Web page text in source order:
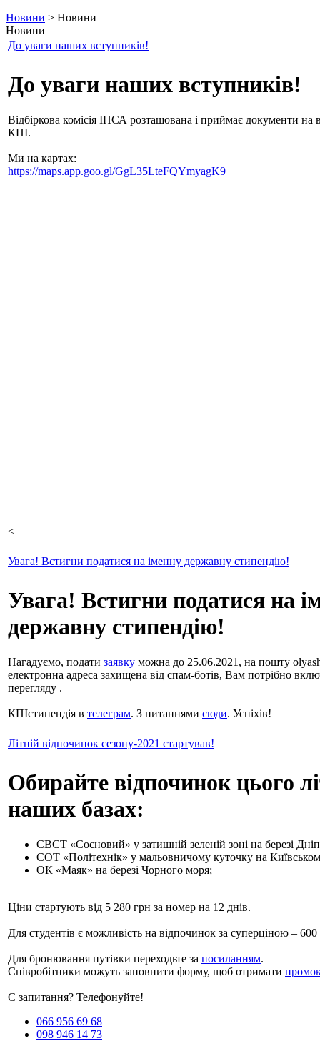
Новини > Новини
Новини
До уваги наших вступників!
До уваги наших вступників!
Відбіркова комісія ІПСА розташована і приймає документи на
КПІ.
Ми на картах:
https://maps.app.goo.gl/GgL35LteFQYmyagK9
<
Увага! Встигни податися на іменну державну стипендію!
Увага! Встигни податися на
державну стипендію!
Нагадуємо, подати заявку можна до 25.06.2021, на пошту
електронна адреса захищена від спам-ботів, Вам потрібно
перегляду .
КПІстипендія в телеграм. З питаннями сюди. Успіхів!
Літній відпочинок сезону-2021 стартував!
Обирайте відпочинок цього
наших базах:
СВСТ «Сосновий» у затишній зеленій зоні на березі
СОТ «Політехнік» у мальовничому куточку на
ОК «Маяк» на березі Чорного моря;
Ціни стартують від 5 280 грн за номер на 12 днів.
Для студентів є можливість на відпочинок за суперціною –
Для бронювання путівки переходьте за посиланням.
Співробітники можуть заповнити форму, щоб отримати
Є запитання? Телефонуйте!
066 956 69 68
098 946 14 73